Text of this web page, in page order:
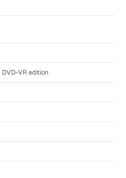
DVD-VR edition